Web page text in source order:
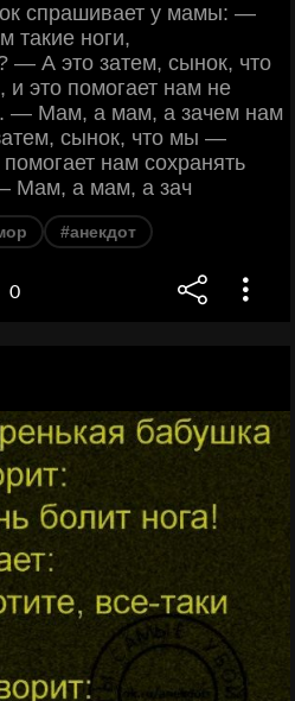
спрашивает у мамы: —
такие ноги,
— А это затем, сынок, что
это помогает нам не
— Мам, а мам, а зачем нам
сынок, что мы —
нам сохранять
Мам, а мам, а зач
#анекдот
0